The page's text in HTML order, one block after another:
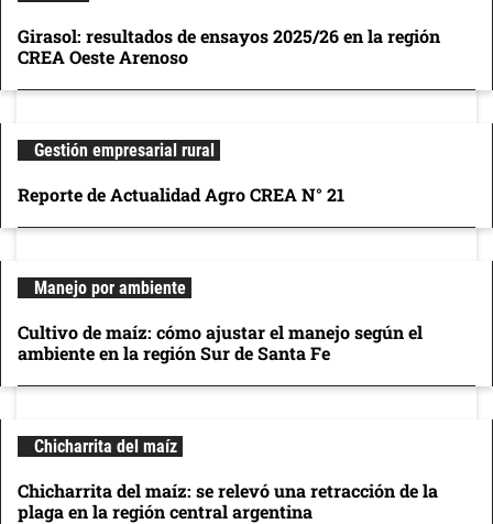
Girasol: resultados de ensayos 2025/26 en la región
CREA Oeste Arenoso
Gestión empresarial rural
Reporte de Actualidad Agro CREA N° 21
Manejo por ambiente
Cultivo de maíz: cómo ajustar el manejo según el
ambiente en la región Sur de Santa Fe
Chicharrita del maíz
Chicharrita del maíz: se relevó una retracción de la
plaga en la región central argentina